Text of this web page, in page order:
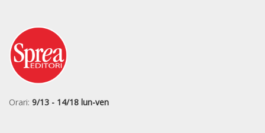
Orari: 9/13 - 14/18 lun-ven